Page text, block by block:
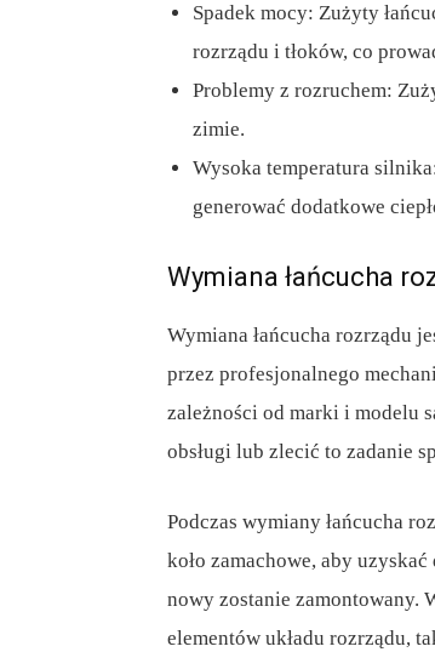
Spadek mocy: Zużyty
rozrządu i tłoków, co
Problemy z rozruchem:
zimie.
Wysoka temperatura
generować dodatkowe
Wymiana łańcucha
Wymiana łańcucha rozrządu
przez profesjonalnego
zależności od marki i modelu
obsługi lub zlecić to zadanie
Podczas wymiany łańcucha
koło zamachowe, aby
nowy zostanie zamontowany.
elementów układu rozrządu,